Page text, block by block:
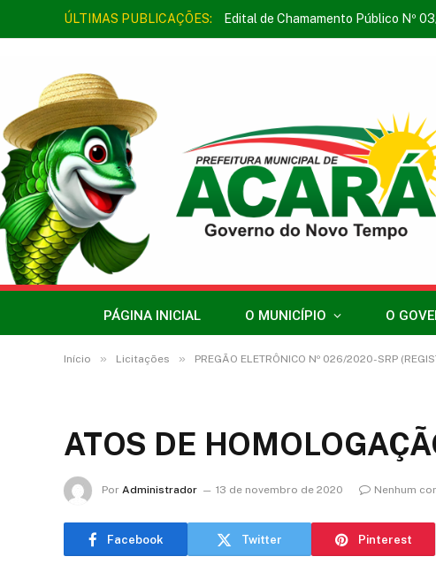
ÚLTIMAS PUBLICAÇÕES: Edital de Chamamento Público Nº
PÁGINA INICIAL O MUNICÍPIO O
Início » Licitações » PREGÃO ELETRÔNICO Nº 026/2020-SRP
ATOS DE
Por Administrador 13 de novembro de 2020 Nenhum
Facebook Twitter Pinterest